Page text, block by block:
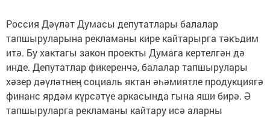
Россия Дәү­ләт Думасы депутатлары балалар
тапшыруларына рекламаны кире кайтарырга тәкъ­дим
итә. Бу хактагы закон проекты Думага кер­тел­гән дә
инде. Депутатлар фикеренчә, балалар тапшырулары
хәзер дәүләтнең социаль яктан әһә­миятле продукциягә
финанс ярдәм күр­сәтүе аркасында гына яши бирә. Ә
тапшыруларга рекламаны кайтару исә аларны